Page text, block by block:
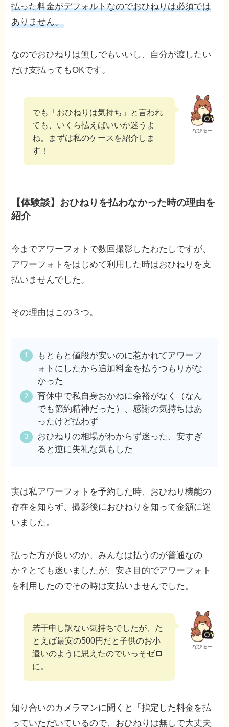
払った料金がデフォルトなのでおひねりは必須では
ありません。
なのでおひねりは無しでもいいし、自分が渡したい
だけ支払ってもOKです。
なびるー
でも「おひねりは気持ち」と言われ
ても、いくら払えばいいか迷うよ
ね。まずは私のケースを紹介しま
す！
【体験談】おひねりを払わなかった時の理由を
紹介
今までアワーフォトで数回撮影したわたしですが、
アワーフォトをはじめて利用した時はおひねりを支
払いませんでした。
その理由はこの３つ。
もともと値段が安いのに惹かれてアワーフ
ォトにしたから追加料金を払うつもりがな
かった
育休中で私自身おかねに余裕がなく（なん
でも節約精神だった）、感謝の気持ちはあ
ったけど払わず
おひねりの相場がわからず迷った、安すぎ
ると逆に失礼な気もした
実は私アワーフォトを予約した時、おひねり機能の
存在を知らず、撮影後におひねりを知って金額に迷
いました。
払った方が良いのか、みんなは払うのが普通なの
か？とても迷いましたが、安さ目的でアワーフォト
を利用したのでその時は支払いませんでした。
なびるー
若干申し訳ない気持ちでしたが、た
とえば最安の500円だと子供のお小
遣いのように思えたのでいっそゼロ
に。
知り合いのカメラマンに聞くと「指定した料金を払
っていただいているので、おひねりは無しで大丈夫